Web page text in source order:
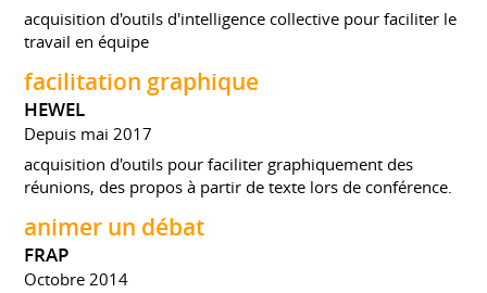
acquisition d'outils d'intelligence collective pour faciliter le
travail en équipe
facilitation graphique
HEWEL
Depuis mai 2017
acquisition d'outils pour faciliter graphiquement des
réunions, des propos à partir de texte lors de conférence.
animer un débat
FRAP
Octobre 2014